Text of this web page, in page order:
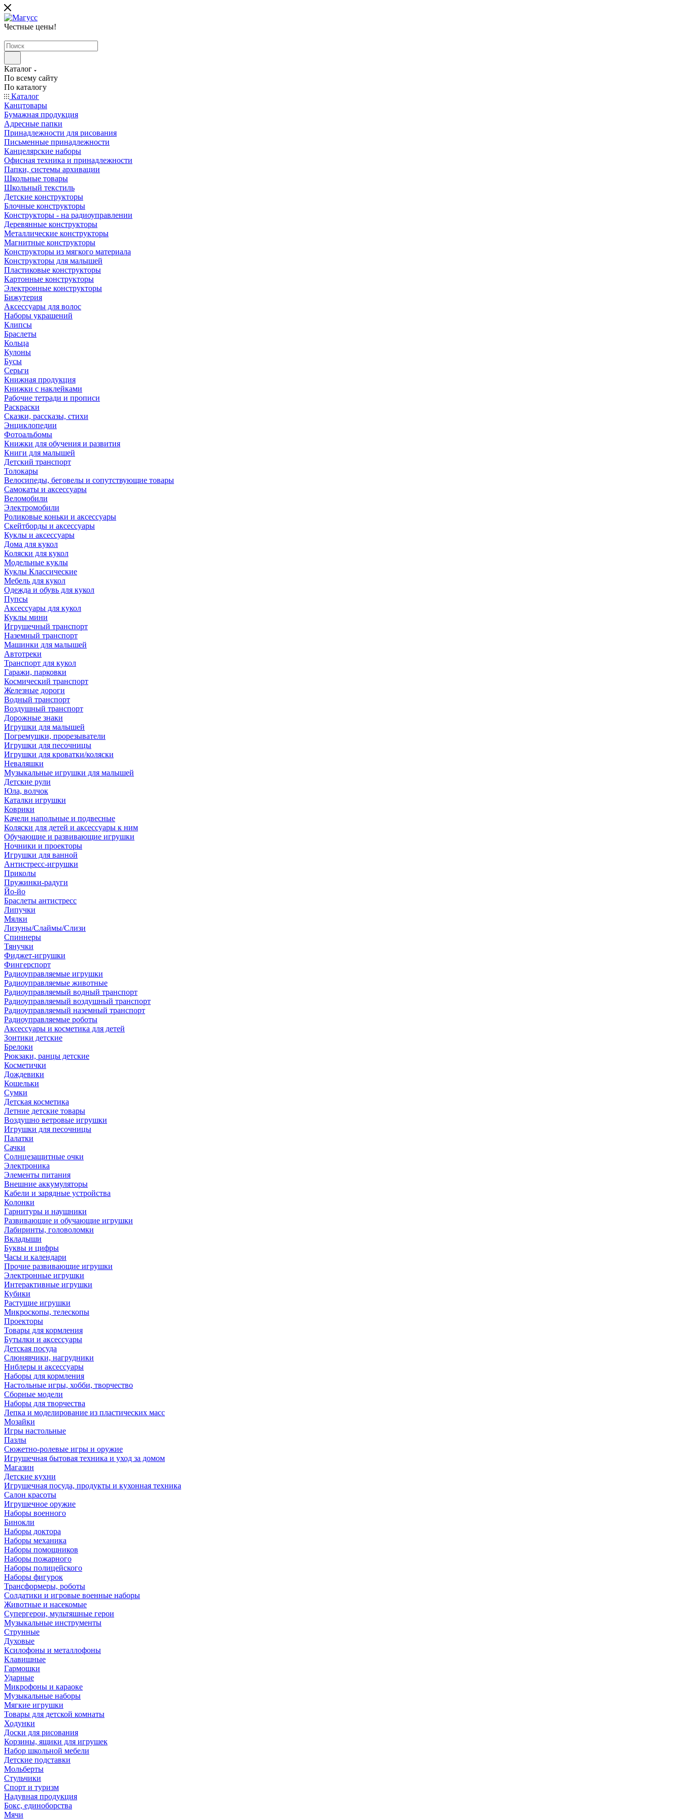
Честные цены!
Каталог
По всему сайту
По каталогу
Каталог
Канцтовары
Бумажная продукция
Адресные папки
Принадлежности для рисования
Письменные принадлежности
Канцелярские наборы
Офисная техника и принадлежности
Папки, системы архивации
Школьные товары
Школьный текстиль
Детские конструкторы
Блочные конструкторы
Конструкторы - на радиоуправлении
Деревянные конструкторы
Металлические конструкторы
Магнитные конструкторы
Конструкторы из мягкого материала
Конструкторы для малышей
Пластиковые конструкторы
Картонные конструкторы
Электронные конструкторы
Бижутерия
Аксессуары для волос
Наборы украшений
Клипсы
Браслеты
Кольца
Кулоны
Бусы
Серьги
Книжная продукция
Книжки с наклейками
Рабочие тетради и прописи
Раскраски
Сказки, рассказы, стихи
Энциклопедии
Фотоальбомы
Книжки для обучения и развития
Книги для малышей
Детский транспорт
Толокары
Велосипеды, беговелы и сопутствующие товары
Самокаты и аксессуары
Веломобили
Электромобили
Роликовые коньки и аксессуары
Скейтборды и аксессуары
Куклы и аксессуары
Дома для кукол
Коляски для кукол
Модельные куклы
Куклы Классические
Мебель для кукол
Одежда и обувь для кукол
Пупсы
Аксессуары для кукол
Куклы мини
Игрушечный транспорт
Наземный транспорт
Машинки для малышей
Автотреки
Транспорт для кукол
Гаражи, парковки
Космический транспорт
Железные дороги
Водный транспорт
Воздушный транспорт
Дорожные знаки
Игрушки для малышей
Погремушки, прорезыватели
Игрушки для песочницы
Игрушки для кроватки/коляски
Неваляшки
Музыкальные игрушки для малышей
Детские рули
Юла, волчок
Каталки игрушки
Коврики
Качели напольные и подвесные
Коляски для детей и аксессуары к ним
Обучающие и развивающие игрушки
Ночники и проекторы
Игрушки для ванной
Антистресс-игрушки
Приколы
Пружинки-радуги
Йо-йо
Браслеты антистресс
Липучки
Мялки
Лизуны/Слаймы/Слизи
Спиннеры
Тянучки
Фиджет-игрушки
Фингерспорт
Радиоуправляемые игрушки
Радиоуправляемые животные
Радиоуправляемый водный транспорт
Радиоуправляемый воздушный транспорт
Радиоуправляемый наземный транспорт
Радиоуправляемые роботы
Аксессуары и косметика для детей
Зонтики детские
Брелоки
Рюкзаки, ранцы детские
Косметички
Дождевики
Кошельки
Сумки
Детская косметика
Летние детские товары
Воздушно ветровые игрушки
Игрушки для песочницы
Палатки
Сачки
Солнцезащитные очки
Электроника
Элементы питания
Внешние аккумуляторы
Кабели и зарядные устройства
Колонки
Гарнитуры и наушники
Развивающие и обучающие игрушки
Лабиринты, головоломки
Вкладыши
Буквы и цифры
Часы и календари
Прочие развивающие игрушки
Электронные игрушки
Интерактивные игрушки
Кубики
Растущие игрушки
Микроскопы, телескопы
Проекторы
Товары для кормления
Бутылки и аксессуары
Детская посуда
Слюнявчики, нагрудники
Ниблеры и аксессуары
Наборы для кормления
Настольные игры, хобби, творчество
Сборные модели
Наборы для творчества
Лепка и моделирование из пластических масс
Мозайки
Игры настольные
Пазлы
Сюжетно-ролевые игры и оружие
Игрушечная бытовая техника и уход за домом
Магазин
Детские кухни
Игрушечная посуда, продукты и кухонная техника
Салон красоты
Игрушечное оружие
Наборы военного
Бинокли
Наборы доктора
Наборы механика
Наборы помощников
Наборы пожарного
Наборы полицейского
Наборы фигурок
Трансформеры, роботы
Солдатики и игровые военные наборы
Животные и насекомые
Супергерои, мультяшные герои
Музыкальные инструменты
Струнные
Духовые
Ксилофоны и металлофоны
Клавишные
Гармошки
Ударные
Микрофоны и караоке
Музыкальные наборы
Мягкие игрушки
Товары для детской комнаты
Ходунки
Доски для рисования
Корзины, ящики для игрушек
Набор школьной мебели
Детские подставки
Мольберты
Стульчики
Спорт и туризм
Надувная продукция
Бокс, единоборства
Мячи